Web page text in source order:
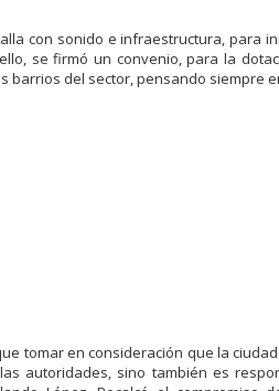
con sonido e infraestructura, para
se firmó un convenio, para la
barrios del sector, pensando siempre
tomar en consideración que la
autoridades, sino también es